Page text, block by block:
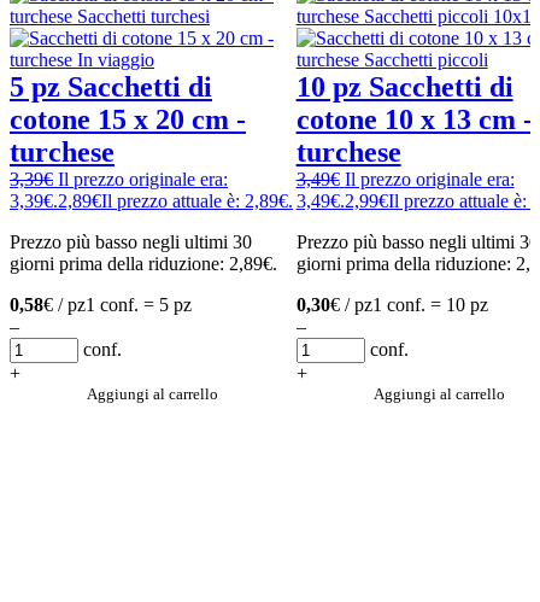
5 pz Sacchetti di
cotone 15 x 20 cm -
turchese
3,39€ Il prezzo originale era:
3,39€.2,89€Il prezzo attuale è: 2,89€.
Prezzo più basso negli ultimi 30
giorni prima della riduzione: 2,89€.
0,58€ / pz1 conf. = 5 pz
–
conf.
+
Aggiungi al carrello
10 pz Sacchetti di
cotone 10 x 13 cm -
turchese
3,49€ Il prezzo originale era:
3,49€.2,99€Il prezzo attuale è:
Prezzo più basso negli ultimi 30
giorni prima della riduzione:
0,30€ / pz1 conf. = 10 pz
–
conf.
+
Aggiungi al carrello